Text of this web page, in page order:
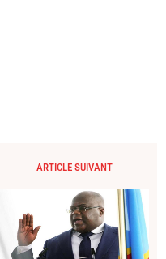
ARTICLE SUIVANT